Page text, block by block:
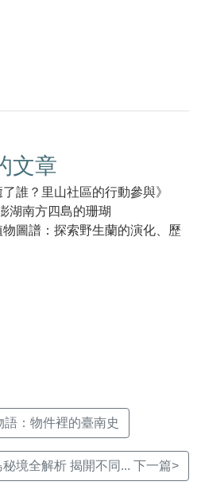
文章
誰？里山社區的行動參與》
湖南方四島的珊瑚
物圖譜：探索野生蘭的演化、歷
：物件裡的臺南史
秘境全解析 揭開不同... 下一篇>